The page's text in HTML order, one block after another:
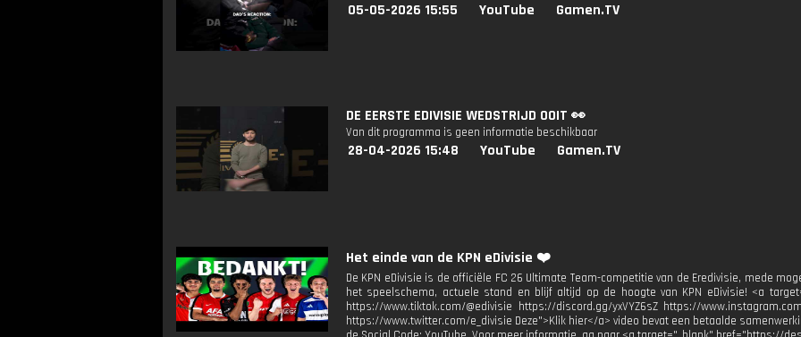
05-05-2026 15:55 YouTube Gamen.TV
DE EERSTE EDIVISIE WEDSTRIJD OOIT 👀
Van dit programma is geen informatie beschikbaar
28-04-2026 15:48 YouTube Gamen.TV
Het einde van de KPN eDivisie ❤️
De KPN eDivisie is de officiële FC 26 Ultimate Team-competitie van de Eredivisie, mede
het speelschema, actuele stand en blijf altijd op de hoogte van KPN eDivisie! <a
https://www.tiktok.com/@edivisie https://discord.gg/yxVYZ6sZ https://
https://www.twitter.com/e_divisie Deze">Klik hier</a> video bevat een betaalde